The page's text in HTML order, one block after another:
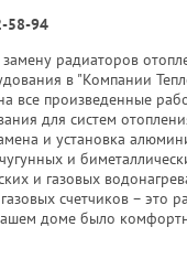
58-94
радиаторов
в "Компании
все произведенные
для систем
и установка
и
и газовых
счетчиков – это
доме было